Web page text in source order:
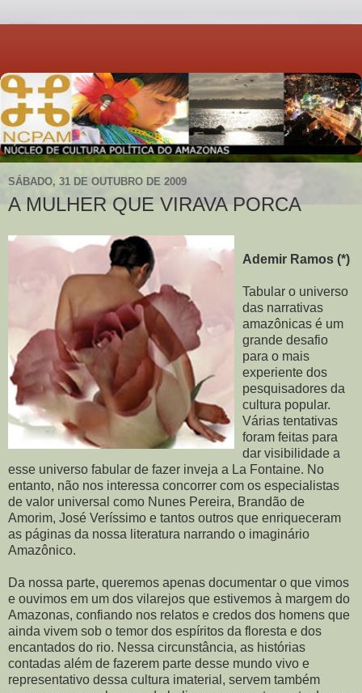
SÁBADO, 31 DE OUTUBRO DE 2009
A MULHER QUE VIRAVA PORCA
Ademir Ramos (*)
Tabular o universo
das narrativas
amazônicas é um
grande desafio
para o mais
experiente dos
pesquisadores da
cultura popular.
Várias tentativas
foram feitas para
dar visibilidade a
esse universo fabular de fazer inveja a La Fontaine. No
entanto, não nos interessa concorrer com os especialistas
de valor universal como Nunes Pereira, Brandão de
Amorim, José Veríssimo e tantos outros que enriqueceram
as páginas da nossa literatura narrando o imaginário
Amazônico.
Da nossa parte, queremos apenas documentar o que vimos
e ouvimos em um dos vilarejos que estivemos à margem do
Amazonas, confiando nos relatos e credos dos homens que
ainda vivem sob o temor dos espíritos da floresta e dos
encantados do rio. Nessa circunstância, as histórias
contadas além de fazerem parte desse mundo vivo e
representativo dessa cultura imaterial, servem também